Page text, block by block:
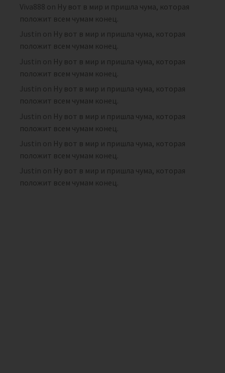
Viva888 on Ну вот в мир и пришла чума, которая
положит всем чумам конец.
Justin on Ну вот в мир и пришла чума, которая
положит всем чумам конец.
Justin on Ну вот в мир и пришла чума, которая
положит всем чумам конец.
Justin on Ну вот в мир и пришла чума, которая
положит всем чумам конец.
Justin on Ну вот в мир и пришла чума, которая
положит всем чумам конец.
Justin on Ну вот в мир и пришла чума, которая
положит всем чумам конец.
Justin on Ну вот в мир и пришла чума, которая
положит всем чумам конец.